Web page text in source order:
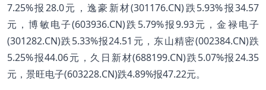
7.25%报28.0元，逸豪新材(301176.CN)跌5.93%报34.57
元，博敏电子(603936.CN)跌5.79%报9.93元，金禄电子
(301282.CN)跌5.33%报24.51元，东山精密(002384.CN)跌
5.25%报44.06元，久日新材(688199.CN)跌5.07%报24.35
元，景旺电子(603228.CN)跌4.89%报47.22元。